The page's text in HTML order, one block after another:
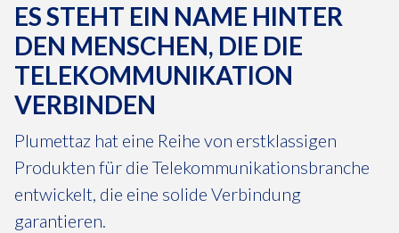
ES STEHT EIN NAME HINTER
DEN MENSCHEN, DIE DIE
TELEKOMMUNIKATION
VERBINDEN
Plumettaz hat eine Reihe von erstklassigen
Produkten für die Telekommunikationsbranche
entwickelt, die eine solide Verbindung
garantieren.